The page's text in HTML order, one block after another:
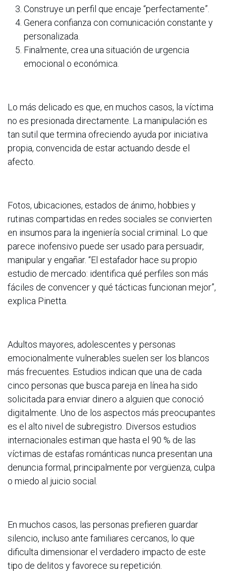
Construye un perfil que encaje “perfectamente”.
Genera confianza con comunicación constante y
personalizada.
Finalmente, crea una situación de urgencia
emocional o económica.
Lo más delicado es que, en muchos casos, la víctima
no es presionada directamente. La manipulación es
tan sutil que termina ofreciendo ayuda por iniciativa
propia, convencida de estar actuando desde el
afecto.
Fotos, ubicaciones, estados de ánimo, hobbies y
rutinas compartidas en redes sociales se convierten
en insumos para la ingeniería social criminal. Lo que
parece inofensivo puede ser usado para persuadir,
manipular y engañar. “El estafador hace su propio
estudio de mercado: identifica qué perfiles son más
fáciles de convencer y qué tácticas funcionan mejor”,
explica Pinetta.
Adultos mayores, adolescentes y personas
emocionalmente vulnerables suelen ser los blancos
más frecuentes. Estudios indican que una de cada
cinco personas que busca pareja en línea ha sido
solicitada para enviar dinero a alguien que conoció
digitalmente. Uno de los aspectos más preocupantes
es el alto nivel de subregistro. Diversos estudios
internacionales estiman que hasta el 90 % de las
víctimas de estafas románticas nunca presentan una
denuncia formal, principalmente por vergüenza, culpa
o miedo al juicio social.
En muchos casos, las personas prefieren guardar
silencio, incluso ante familiares cercanos, lo que
dificulta dimensionar el verdadero impacto de este
tipo de delitos y favorece su repetición.